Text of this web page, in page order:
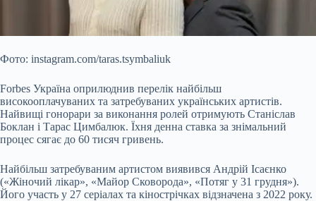
Фото: instagram.com/taras.tsymbaliuk
Forbes Україна оприлюднив перелік найбільш
високооплачуваних та затребуваних українських артистів.
Найвищі гонорари за виконання ролей отримують Станіслав
Боклан і Тарас Цимбалюк. Їхня денна ставка за знімальний
процес сягає до 60 тисяч гривень.
Найбільш затребуваним артистом виявився Андрій Ісаєнко
(«Жіночий лікар», «Майор Сковорода», «Потяг у 31 грудня»).
Його участь у 27 серіалах та кінострічках відзначена з 2022 року.